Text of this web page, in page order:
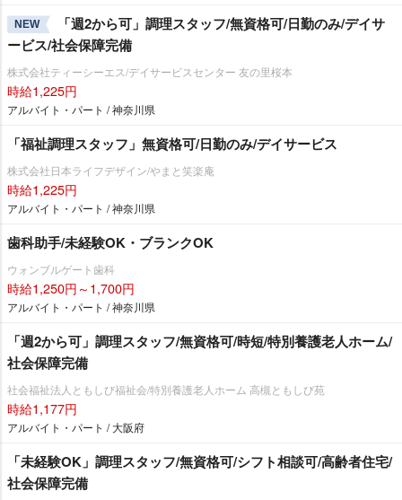
NEW
「週2から可」調理スタッフ/無資格可/日勤のみ/デイサ
ービス/社会保障完備
株式会社ティーシーエス/デイサービスセンター 友の里桜本
時給1,225円
アルバイト・パート / 神奈川県
「福祉調理スタッフ」無資格可/日勤のみ/デイサービス
株式会社日本ライフデザイン/やまと笑楽庵
時給1,225円
アルバイト・パート / 神奈川県
歯科助手/未経験OK・ブランクOK
ウォンブルゲート歯科
時給1,250円～1,700円
アルバイト・パート / 神奈川県
「週2から可」調理スタッフ/無資格可/時短/特別養護老人ホーム/
社会保障完備
社会福祉法人ともしび福祉会/特別養護老人ホーム 高槻ともしび苑
時給1,177円
アルバイト・パート / 大阪府
「未経験OK」調理スタッフ/無資格可/シフト相談可/高齢者住宅/
社会保障完備